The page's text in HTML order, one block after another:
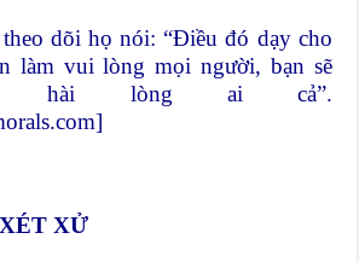
dõi họ nói: “Điều đó dạy cho
làm vui lòng mọi người, bạn sẽ
hài lòng ai cả”.
XỬ